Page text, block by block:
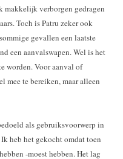
makkelijk verborgen gedragen
Toch is Patru zeker ook
gevallen een laatste
een aanvalswapen. Wel is het
worden. Voor aanval of
mee te bereiken, maar alleen
als gebruiksvoorwerp in
heb het gekocht omdat toen
-moest hebben. Het lag